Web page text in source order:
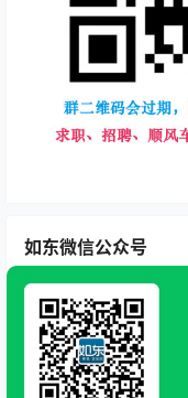
如东微信公众号